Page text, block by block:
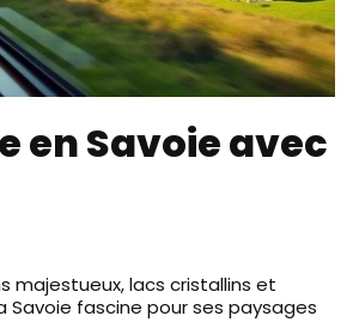
en Savoie avec
majestueux, lacs cristallins et
Savoie fascine pour ses paysages